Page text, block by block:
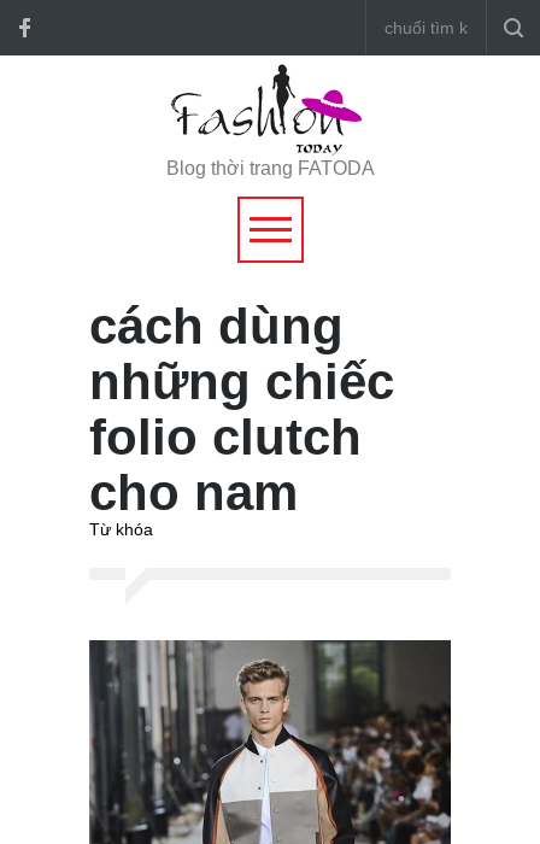
Blog thời trang FATODA
cách dùng
những chiếc
folio clutch
cho nam
Từ khóa